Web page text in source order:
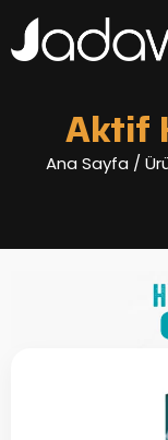
Aktif
Ana Sayfa /